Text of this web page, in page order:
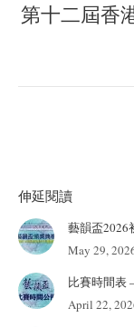
第十二屆香
伸延閱讀
藝韻盃2026
May 29,
比賽時間表
April 22,